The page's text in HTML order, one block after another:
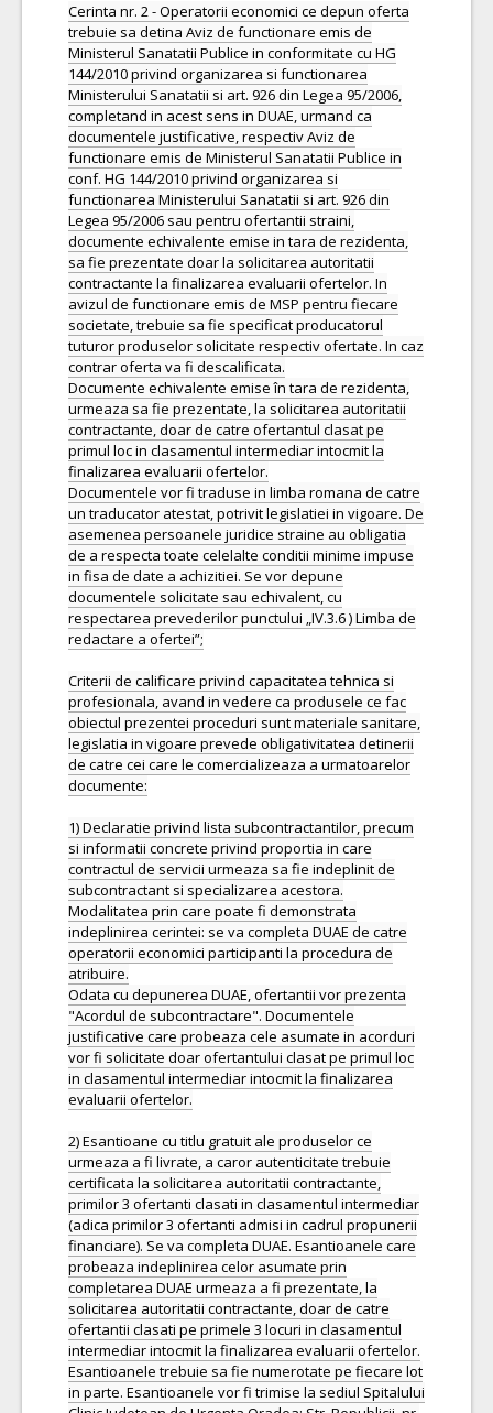
Cerinta nr. 2 - Operatorii economici ce depun oferta
trebuie sa detina Aviz de functionare emis de
Ministerul Sanatatii Publice in conformitate cu HG
144/2010 privind organizarea si functionarea
Ministerului Sanatatii si art. 926 din Legea 95/2006,
completand in acest sens in DUAE, urmand ca
documentele justificative, respectiv Aviz de
functionare emis de Ministerul Sanatatii Publice in
conf. HG 144/2010 privind organizarea si
functionarea Ministerului Sanatatii si art. 926 din
Legea 95/2006 sau pentru ofertantii straini,
documente echivalente emise in tara de rezidenta,
sa fie prezentate doar la solicitarea autoritatii
contractante la finalizarea evaluarii ofertelor. In
avizul de functionare emis de MSP pentru fiecare
societate, trebuie sa fie specificat producatorul
tuturor produselor solicitate respectiv ofertate. In caz
contrar oferta va fi descalificata.
Documente echivalente emise în tara de rezidenta,
urmeaza sa fie prezentate, la solicitarea autoritatii
contractante, doar de catre ofertantul clasat pe
primul loc in clasamentul intermediar intocmit la
finalizarea evaluarii ofertelor.
Documentele vor fi traduse in limba romana de catre
un traducator atestat, potrivit legislatiei in vigoare. De
asemenea persoanele juridice straine au obligatia
de a respecta toate celelalte conditii minime impuse
in fisa de date a achizitiei. Se vor depune
documentele solicitate sau echivalent, cu
respectarea prevederilor punctului „IV.3.6 ) Limba de
redactare a ofertei”;
Criterii de calificare privind capacitatea tehnica si
profesionala, avand in vedere ca produsele ce fac
obiectul prezentei proceduri sunt materiale sanitare,
legislatia in vigoare prevede obligativitatea detinerii
de catre cei care le comercializeaza a urmatoarelor
documente:
1) Declaratie privind lista subcontractantilor, precum
si informatii concrete privind proportia in care
contractul de servicii urmeaza sa fie indeplinit de
subcontractant si specializarea acestora.
Modalitatea prin care poate fi demonstrata
indeplinirea cerintei: se va completa DUAE de catre
operatorii economici participanti la procedura de
atribuire.
Odata cu depunerea DUAE, ofertantii vor prezenta
"Acordul de subcontractare". Documentele
justificative care probeaza cele asumate in acorduri
vor fi solicitate doar ofertantului clasat pe primul loc
in clasamentul intermediar intocmit la finalizarea
evaluarii ofertelor.
2) Esantioane cu titlu gratuit ale produselor ce
urmeaza a fi livrate, a caror autenticitate trebuie
certificata la solicitarea autoritatii contractante,
primilor 3 ofertanti clasati in clasamentul intermediar
(adica primilor 3 ofertanti admisi in cadrul propunerii
financiare). Se va completa DUAE. Esantioanele care
probeaza indeplinirea celor asumate prin
completarea DUAE urmeaza a fi prezentate, la
solicitarea autoritatii contractante, doar de catre
ofertantii clasati pe primele 3 locuri in clasamentul
intermediar intocmit la finalizarea evaluarii ofertelor.
Esantioanele trebuie sa fie numerotate pe fiecare lot
in parte. Esantioanele vor fi trimise la sediul Spitalului